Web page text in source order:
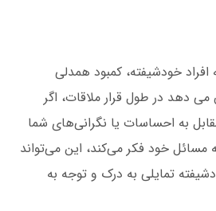
خودشیفته، کمبود همدلی
دهد در طول قرار ملاقات، اگر
به احساسات یا نگرانی‌های شما
خود فکر می‌کند، این می‌تواند
تمایلی به درک و توجه به